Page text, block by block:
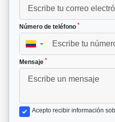
Número de teléfono *
▼
Mensaje *
Acepto recibir información